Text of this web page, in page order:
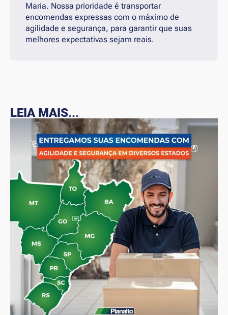
Maria. Nossa prioridade é transportar
encomendas expressas com o máximo de
agilidade e segurança, para garantir que suas
melhores expectativas sejam reais.
LEIA MAIS...